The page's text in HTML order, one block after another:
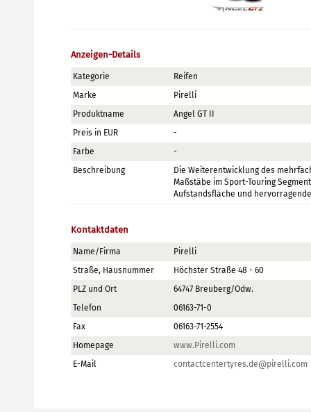
Anzeigen-Details
Kategorie
Reifen
Marke
Pirelli
Produktname
Angel GT II
Preis in EUR
-
Farbe
-
Beschreibung
Die Weiterentwicklung des
Maßstäbe im Sport-Touring
Aufstandsfläche und
Kontaktdaten
Name/Firma
Pirelli
Straße, Hausnummer
Höchster Straße 48 - 60
PLZ und Ort
64747 Breuberg/Odw.
Telefon
06163-71-0
Fax
06163-71-2554
Homepage
www.Pirelli.com
E-Mail
contactcentertyres.de@pirelli.com